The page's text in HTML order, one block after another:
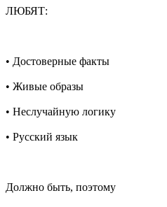
ЛЮБЯТ:
• Достоверные факты
• Живые образы
• Неслучайную логику
• Русский язык
Должно быть, поэтому